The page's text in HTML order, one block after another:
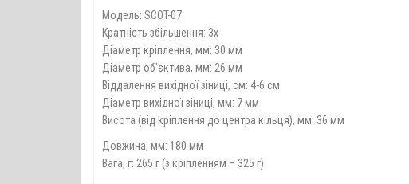
Модель: SCOT-07
Кратність збільшення: 3х
Діаметр кріплення, мм: 30 мм
Діаметр об'єктива, мм: 26 мм
Віддалення вихідної зіниці, см: 4-6 см
Діаметр вихідної зіниці, мм: 7 мм
Висота (від кріплення до центра кільця), мм: 36 мм
Довжина, мм: 180 мм
Вага, г: 265 г (з кріпленням – 325 г)